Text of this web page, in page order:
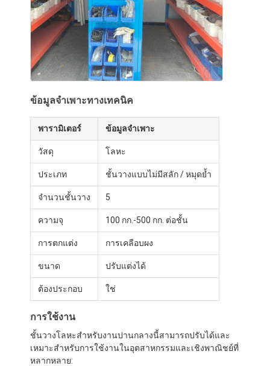
เกี่ยวกับเรา
ทัวร์โรงงาน
การควบคุมคุณภาพ
ข่าว
ขอใบเสนอราคา
ราคาสะพายพอลเล็ตของโกดัง
ชั้นวางจอแสดงผลซุปเปอร์มาร์เก็ต
คานเท้าแขนที่ดึง
ผลักดันการดึงกลับ
ขับในที่ดึง
ข้อมูลจำเพาะทางเทคนิค
พารามิเตอร์ ข้อมูลจำเพาะ
วัสดุ โลหะ
ประเภท ชั้นวางแบบไม่มีสลัก / หมุดย้ำ
จำนวนชั้นวาง 5
ความจุ 100 กก.-500 กก. ต่อชั้น
การตกแต่ง การเคลือบผง
ขนาด ปรับแต่งได้
ต้องประกอบ ใช่
การใช้งาน
ชั้นวางโลหะสำหรับงานปานกลางนี้สามารถปรับได้และ
เหมาะสำหรับการใช้งานในอุตสาหกรรมและเชิงพาณิชย์ที่
หลากหลาย: